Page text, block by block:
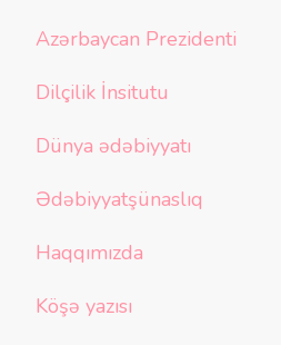
Azərbaycan Prezidenti
Dilçilik İnsitutu
Dünya ədəbiyyatı
Ədəbiyyatşünaslıq
Haqqımızda
Köşə yazısı